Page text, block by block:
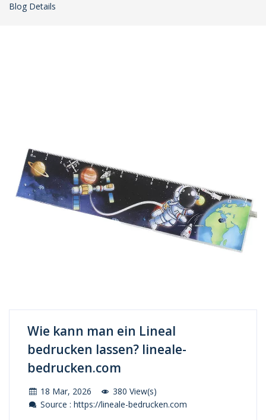
Blog Details
Wie kann man ein Lineal
bedrucken lassen? lineale-
bedrucken.com
18 Mar, 2026
380 View(s)
Source : https://lineale-bedrucken.com